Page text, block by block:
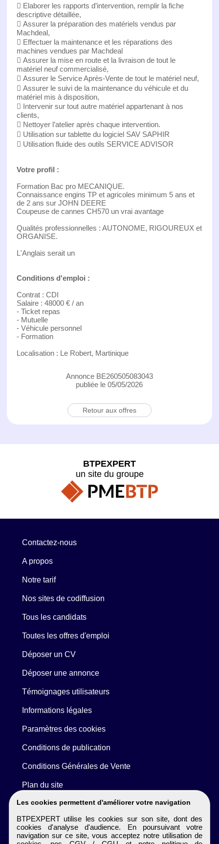
 Elaborer les rapports d’intervention, remplir la fiche
descriptive détaillée,
 Assurer la préparation des matériels vendus par
Machdeal,
 Effectuer la maintenance et les réparations des
machines vendues par Machdeal
 Assurer la mise en route et la livraison de tout le
matériel neuf commercialisé,
 Assurer le Service Après-Vente de tout le matériel neuf,
 Assurer le suivi de la maintenance du véhicule et du
matériel mis à disposition,
 Intervenir sur tout autre matériel appartenant à nos
clients,
 Nettoyer l’atelier après chaque intervention.
 Utilisation sur tablette du logiciel SAV SAPHIR
 Utilisation fluide des outils SERVICE ADVISOR
Votre profil :
Formation Bac pro MECANIQUE.
Connaissance engins TP et agricoles minimum 5 ans et
de 2 ans sur JOHN DEERE
Coupeuse de cannes CH570 un vrai avantage
Qualités professionnelles : AUTONOME, RIGOUREUX et
ORGANISE.
L'Anglais serait un
Conditions d'emploi :
Contrat : CDI
Salaire : 48000 € / an
- Ticket repas
- Mutuelle
- Véhicule personnel
- Formation
Localisation : Le Robert, Martinique
Annonce BE260505083043
publiée le 05/05/2026
Retour aux offres
Les cookies permettent d'améliorer votre navigation
BTPEXPERT utilise les cookies sur son site, dont des
cookies d'analyse d'audience. En poursuivant votre
navigation sur ce site, vous acceptez notre utilisation de
BTPEXPERT
un site du groupe
Contactez-nous
A propos
Notre tarif
Nos sites de codiffusion
Tous les candidats
Toutes les offres d'emploi
Déposer un CV
Déposer une annonce
Témoignages utilisateurs
Informations légales
Paramètres des cookies
Conditions de publication
Conditions Générales de Vente
Plan du site